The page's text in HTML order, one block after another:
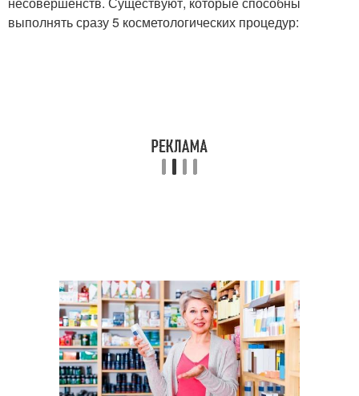
выполнять сразу 5 косметологических процедур: